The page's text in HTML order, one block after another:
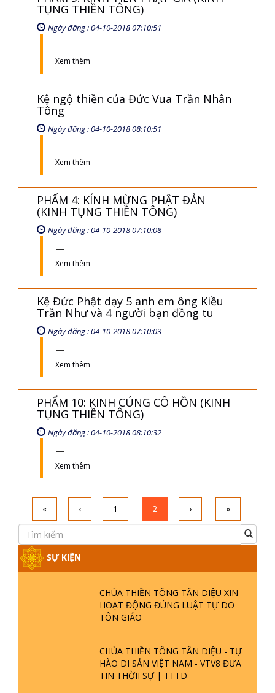
TỤNG THIỀN TÔNG)
Ngày đăng : 04-10-2018 07:10:51
Xem thêm
Kệ ngộ thiền của Đức Vua Trần Nhân
Tông
Ngày đăng : 04-10-2018 08:10:51
Xem thêm
PHẨM 4: KÍNH MỪNG PHẬT ĐẢN
(KINH TỤNG THIỀN TÔNG)
Ngày đăng : 04-10-2018 07:10:08
Xem thêm
Kệ Đức Phật dạy 5 anh em ông Kiều
Trần Như và 4 người bạn đồng tu
Ngày đăng : 04-10-2018 07:10:03
Xem thêm
PHẨM 10: KINH CÚNG CÔ HỒN (KINH
TỤNG THIỀN TÔNG)
Ngày đăng : 04-10-2018 08:10:32
Xem thêm
« ‹ 1 2 › »
SỰ KIỆN
CHÙA THIỀN TÔNG TÂN DIỆU XIN
HOẠT ĐỘNG ĐÚNG LUẬT TỰ DO
TÔN GIÁO
CHÙA THIỀN TÔNG TÂN DIỆU - TỰ
HÀO DI SẢN VIỆT NAM - VTV8 ĐƯA
TIN THỜII SỰ | TTTD